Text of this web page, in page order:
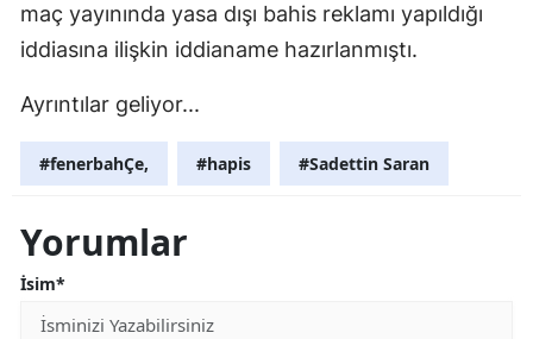
maç yayınında yasa dışı bahis reklamı yapıldığı
iddiasına ilişkin iddianame hazırlanmıştı.
Ayrıntılar geliyor...
#fenerbahÇe, #hapis #Sadettin Saran
Yorumlar
İsim*